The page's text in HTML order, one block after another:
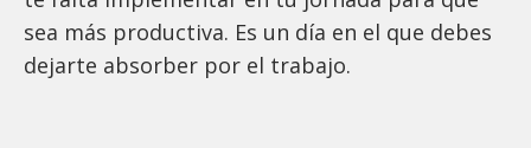
sea más productiva. Es un día en el que debes
dejarte absorber por el trabajo.